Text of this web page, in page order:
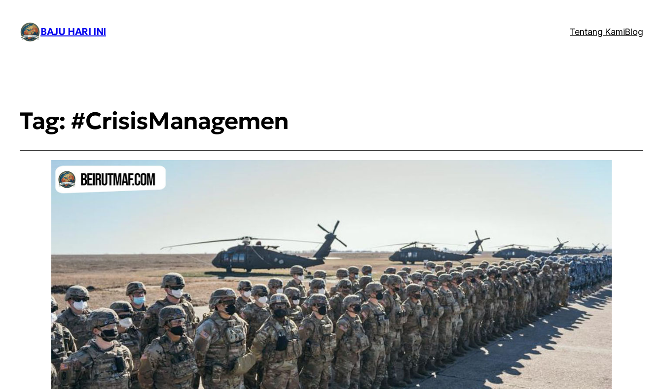
BAJU HARI INI Tentang KamiBlog
Tag: #CrisisManagemen